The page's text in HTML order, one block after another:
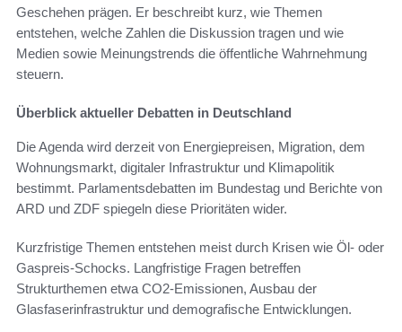
Geschehen prägen. Er beschreibt kurz, wie Themen
entstehen, welche Zahlen die Diskussion tragen und wie
Medien sowie Meinungstrends die öffentliche Wahrnehmung
steuern.
Überblick aktueller Debatten in Deutschland
Die Agenda wird derzeit von Energiepreisen, Migration, dem
Wohnungsmarkt, digitaler Infrastruktur und Klimapolitik
bestimmt. Parlamentsdebatten im Bundestag und Berichte von
ARD und ZDF spiegeln diese Prioritäten wider.
Kurzfristige Themen entstehen meist durch Krisen wie Öl- oder
Gaspreis-Schocks. Langfristige Fragen betreffen
Strukturthemen etwa CO2-Emissionen, Ausbau der
Glasfaserinfrastruktur und demografische Entwicklungen.